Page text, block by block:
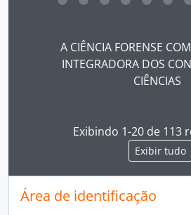
A CIÊNCIA FORENSE
INTEGRADORA DOS
CIÊNCIAS
Exibindo 1-20 de 113
Exibir tudo
Área de identificação